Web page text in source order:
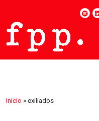
Inicio » exiliados